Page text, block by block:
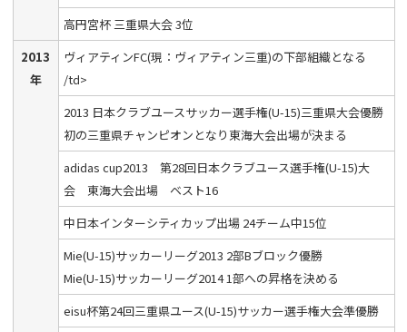
高円宮杯 三重県大会 3位
2013
年
ヴィアティンFC(現：ヴィアティン三重)の下部組織となる
/td>
2013 日本クラブユースサッカー選手権(U-15)三重県大会優勝
初の三重県チャンピオンとなり東海大会出場が決まる
adidas cup2013 第28回日本クラブユース選手権(U-15)大
会 東海大会出場 ベスト16
中日本インターシティカップ出場 24チーム中15位
Mie(U-15)サッカーリーグ2013 2部Bブロック優勝
Mie(U-15)サッカーリーグ2014 1部への昇格を決める
eisu杯第24回三重県ユース(U-15)サッカー選手権大会準優勝